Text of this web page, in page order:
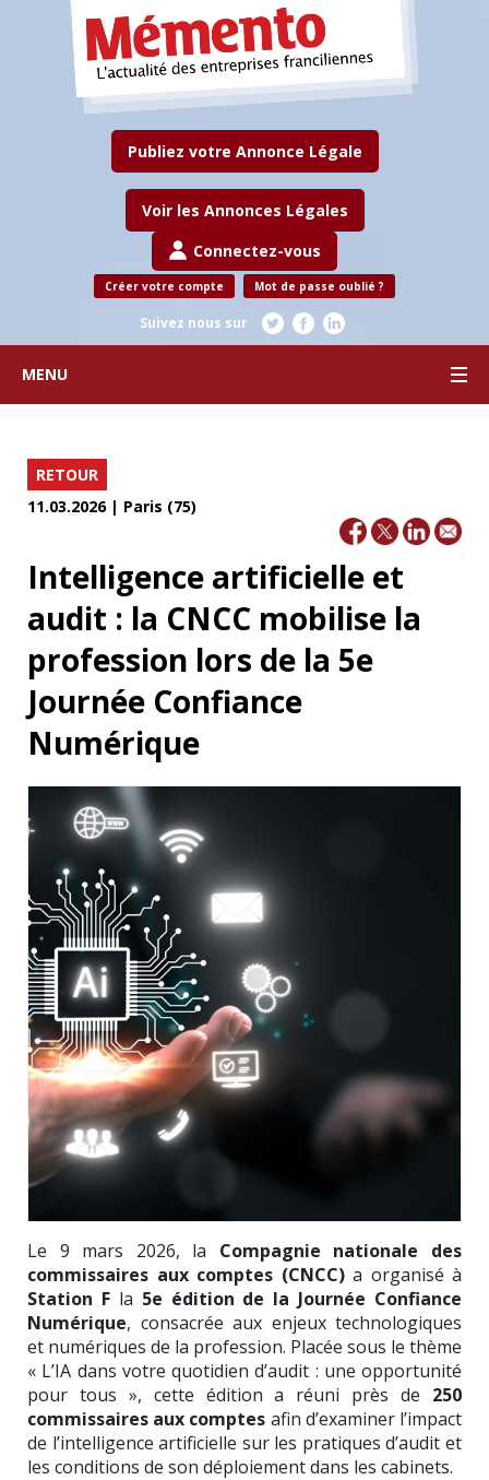
Publiez votre Annonce Légale
Voir les Annonces Légales
Connectez-vous
Créer votre compte Mot de passe oublié ?
Suivez nous sur
MENU
RETOUR
11.03.2026 | Paris (75)
Intelligence artificielle et
audit : la CNCC mobilise la
profession lors de la 5e
Journée Confiance
Numérique
Le 9 mars 2026, la Compagnie nationale des
commissaires aux comptes (CNCC)a organisé à
Station Fla 5e édition de la Journée Confiance
Numérique, consacrée aux enjeux technologiques
et numériques de la profession. Placée sous le thème
« L’IA dans votre quotidien d’audit : une opportunité
pour tous », cette édition a réuni près de 250
commissaires aux comptes afin d’examiner l’impact
de l’intelligence artificielle sur les pratiques d’audit et
les conditions de son déploiement dans les cabinets.